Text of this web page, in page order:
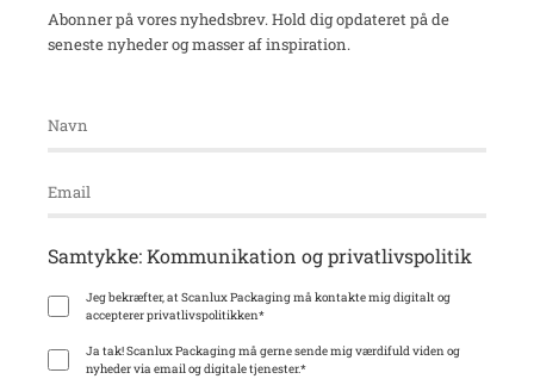
Abonner på vores nyhedsbrev. Hold dig opdateret på de
seneste nyheder og masser af inspiration.
Samtykke: Kommunikation og privatlivspolitik
Jeg bekræfter, at Scanlux Packaging må kontakte mig digitalt og
accepterer privatlivspolitikken*
Ja tak! Scanlux Packaging må gerne sende mig værdifuld viden og
nyheder via email og digitale tjenester.*